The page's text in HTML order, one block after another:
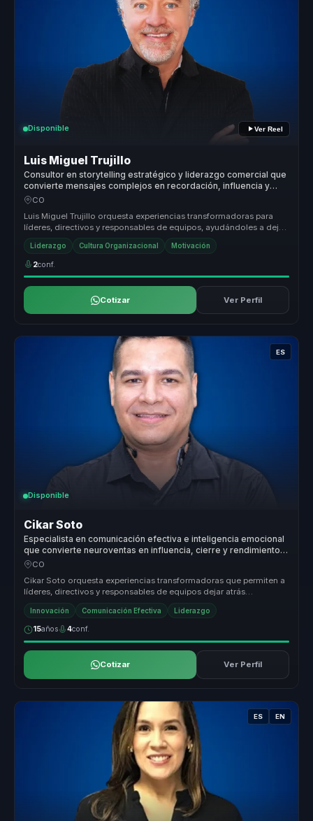
Disponible Ver Reel
Luis Miguel Trujillo
Consultor en storytelling estratégico y liderazgo comercial que
convierte mensajes complejos en recordación, influencia y
motivación para líderes y equipos.
CO
Luis Miguel Trujillo orquesta experiencias transformadoras para
líderes, directivos y responsables de equipos, ayudándoles a dejar
atrás ...
Liderazgo Cultura Organizacional Motivación
2conf.
Cotizar Ver Perfil
ES
Disponible
Cikar Soto
Especialista en comunicación efectiva e inteligencia emocional
que convierte neuroventas en influencia, cierre y rendimiento
para equipos comerciales.
CO
Cikar Soto orquesta experiencias transformadoras que permiten a
líderes, directivos y responsables de equipos dejar atrás
estructuras des...
Innovación Comunicación Efectiva Liderazgo
15años 4conf.
Cotizar Ver Perfil
ES EN